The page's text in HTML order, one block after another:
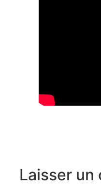
Laisser un